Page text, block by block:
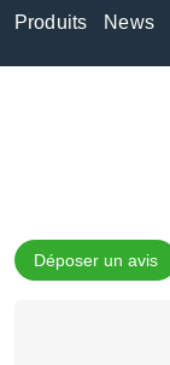
Produits
News
Déposer un avis